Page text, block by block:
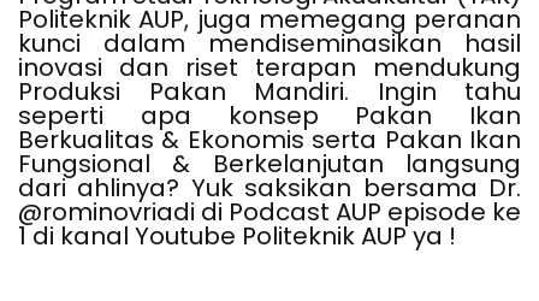
Politeknik AUP, juga memegang peranan
kunci dalam mendiseminasikan hasil
inovasi dan riset terapan mendukung
Produksi Pakan Mandiri. Ingin tahu
seperti apa konsep Pakan Ikan
Berkualitas & Ekonomis serta Pakan Ikan
Fungsional & Berkelanjutan langsung
dari ahlinya? Yuk saksikan bersama Dr.
@rominovriadi di Podcast AUP episode ke
1 di kanal Youtube Politeknik AUP ya !